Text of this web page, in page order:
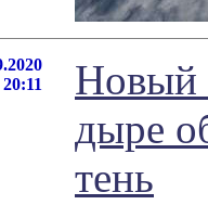
20:11
Новый
дыре
тень